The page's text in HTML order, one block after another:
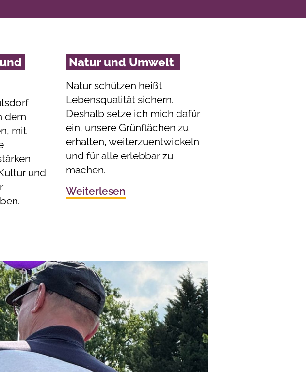
dem
mit
und
Natur und Umwelt
Natur schützen heißt
Lebensqualität sichern.
Deshalb setze ich mich dafür
ein, unsere Grünflächen zu
erhalten, weiterzuentwickeln
und für alle erlebbar zu
machen.
Weiterlesen